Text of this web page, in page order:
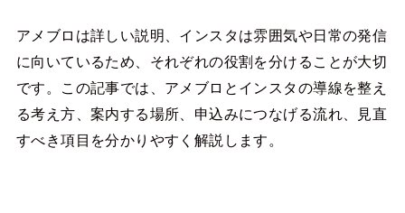
アメブロは詳しい説明、インスタは雰囲気や日常の発信
に向いているため、それぞれの役割を分けることが大切
です。この記事では、アメブロとインスタの導線を整え
る考え方、案内する場所、申込みにつなげる流れ、見直
すべき項目を分かりやすく解説します。